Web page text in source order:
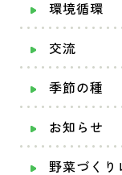
環境循環
交流
季節の種
お知らせ
野菜づくり